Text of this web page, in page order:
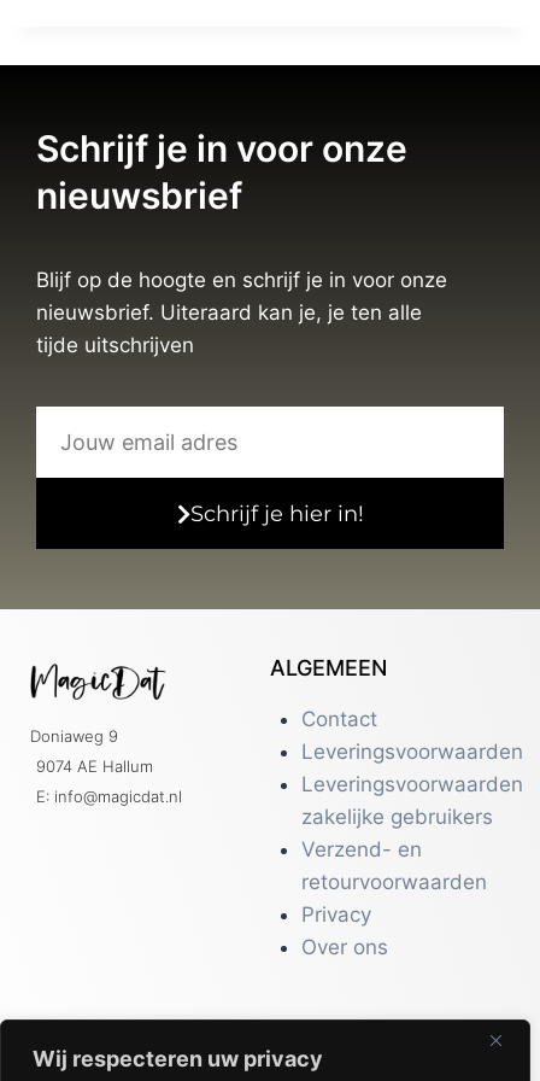
Wij respecteren uw privacy
Schrijf je in voor onze
nieuwsbrief
Blijf op de hoogte en schrijf je in voor onze
nieuwsbrief. Uiteraard kan je, je ten alle
tijde uitschrijven
Schrijf je hier in!
Doniaweg 9
9074 AE Hallum
E: info@magicdat.nl
ALGEMEEN
Contact
Leveringsvoorwaarden
Leveringsvoorwaarden
zakelijke gebruikers
Verzend- en
retourvoorwaarden
Privacy
Over ons
CATALOGI